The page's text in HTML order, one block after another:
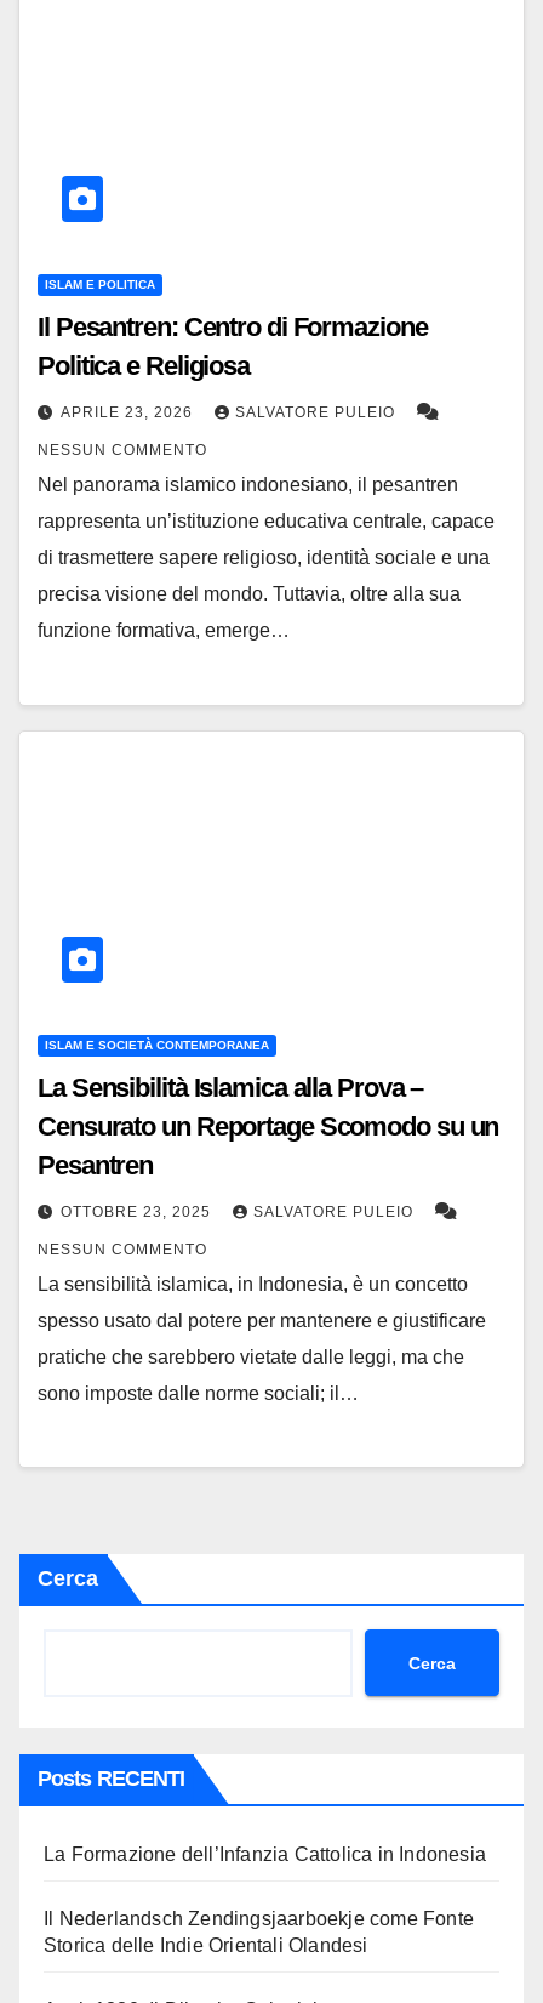
ISLAM E POLITICA
Il Pesantren: Centro di Formazione
Politica e Religiosa
APRILE 23, 2026 SALVATORE PULEIO
NESSUN COMMENTO
Nel panorama islamico indonesiano, il pesantren
rappresenta un’istituzione educativa centrale, capace
di trasmettere sapere religioso, identità sociale e una
precisa visione del mondo. Tuttavia, oltre alla sua
funzione formativa, emerge…
ISLAM E SOCIETÀ CONTEMPORANEA
La Sensibilità Islamica alla Prova –
Censurato un Reportage Scomodo su un
Pesantren
OTTOBRE 23, 2025 SALVATORE PULEIO
NESSUN COMMENTO
La sensibilità islamica, in Indonesia, è un concetto
spesso usato dal potere per mantenere e giustificare
pratiche che sarebbero vietate dalle leggi, ma che
sono imposte dalle norme sociali; il…
Cerca
Cerca
Posts RECENTI
La Formazione dell’Infanzia Cattolica in Indonesia
Il Nederlandsch Zendingsjaarboekje come Fonte
Storica delle Indie Orientali Olandesi